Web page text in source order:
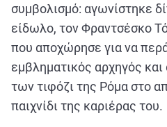
συμβολισμό: αγωνίστηκε
είδωλο, τον Φραντσέσκο
που αποχώρησε για να
εμβληματικός αρχηγός και
των τιφόζι της Ρόμα στο
παιχνίδι της καριέρας του.